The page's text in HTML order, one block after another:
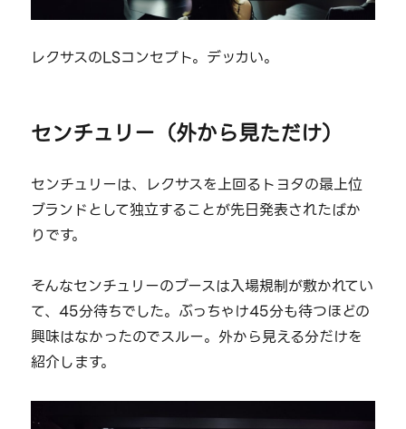
レクサスのLSコンセプト。デッカい。
センチュリー（外から見ただけ）
センチュリーは、レクサスを上回るトヨタの最上位
ブランドとして独立することが先日発表されたばか
りです。
そんなセンチュリーのブースは入場規制が敷かれてい
て、45分待ちでした。ぶっちゃけ45分も待つほどの
興味はなかったのでスルー。外から見える分だけを
紹介します。